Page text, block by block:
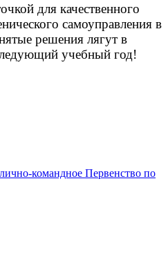
для качественного
самоуправления в
решения лягут в
учебный год!
командное Первенство по